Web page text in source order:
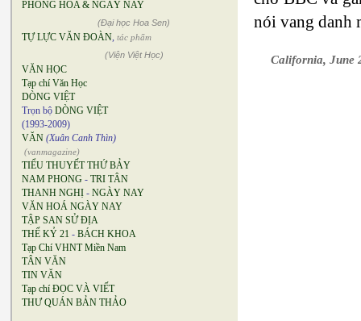
PHONG HÓA & NGÀY NAY
(Đại học Hoa Sen)
TỰ LỰC VĂN ĐOÀN, tác phẩm
(Viện Việt Học)
VĂN HỌC
Tạp chí Văn Học
DÒNG VIỆT
Trọn bộ DÒNG VIỆT
(1993-2009)
VĂN (Xuân Canh Thìn)
(vanmagazine)
TIỂU THUYẾT THỨ BẢY
NAM PHONG - TRI TÂN
THANH NGHỊ - NGÀY NAY
VĂN HOÁ NGÀY NAY
TẬP SAN SỬ ĐỊA
THẾ KỶ 21 - BÁCH KHOA
Tạp Chí VHNT Miền Nam
TÂN VĂN
TIN VĂN
Tạp chí ĐỌC VÀ VIẾT
THƯ QUÁN BẢN THẢO
nói vang danh
California, June